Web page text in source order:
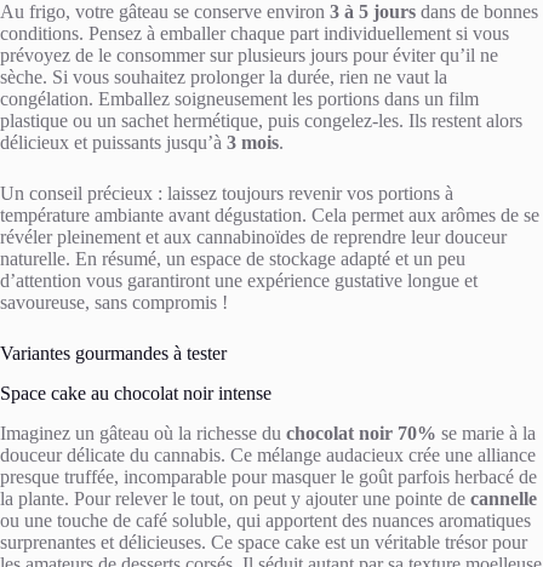
Au frigo, votre gâteau se conserve environ 3 à 5 jours dans de bonnes
conditions. Pensez à emballer chaque part individuellement si vous
prévoyez de le consommer sur plusieurs jours pour éviter qu’il ne
sèche. Si vous souhaitez prolonger la durée, rien ne vaut la
congélation. Emballez soigneusement les portions dans un film
plastique ou un sachet hermétique, puis congelez-les. Ils restent alors
délicieux et puissants jusqu’à 3 mois.
Un conseil précieux : laissez toujours revenir vos portions à
température ambiante avant dégustation. Cela permet aux arômes de se
révéler pleinement et aux cannabinoïdes de reprendre leur douceur
naturelle. En résumé, un espace de stockage adapté et un peu
d’attention vous garantiront une expérience gustative longue et
savoureuse, sans compromis !
Variantes gourmandes à tester
Space cake au chocolat noir intense
Imaginez un gâteau où la richesse du chocolat noir 70% se marie à la
douceur délicate du cannabis. Ce mélange audacieux crée une alliance
presque truffée, incomparable pour masquer le goût parfois herbacé de
la plante. Pour relever le tout, on peut y ajouter une pointe de cannelle
ou une touche de café soluble, qui apportent des nuances aromatiques
surprenantes et délicieuses. Ce space cake est un véritable trésor pour